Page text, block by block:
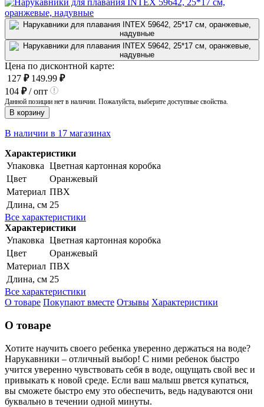
Цена по дисконтной карте:
127 ₽ 149.99 ₽
104 ₽/ опт
Данной позиции нет в наличии. Пожалуйста, выберите доступные свойства.
В корзину
В наличии в 17 магазинах
Характеристики
Упаковка Цветная картонная коробка
Цвет
Оранжевый
Материал ПВХ
Длина, см 25
Все характеристики
Характеристики
Упаковка Цветная картонная коробка
Цвет
Оранжевый
Материал ПВХ
Длина, см 25
Все характеристики
О товаре Покупают вместе Отзывы Характеристики
О товаре
Хотите научить своего ребенка уверенно держаться на воде?
Нарукавники – отличный выбор! С ними ребенок быстро
учится уверенно чувствовать себя в воде, ощущать свой вес и
привыкать к новой среде. Если ваш малыш рвется купаться,
вы сможете быстро ему это обеспечить, ведь надуваются они
буквально в течении одной минуты.